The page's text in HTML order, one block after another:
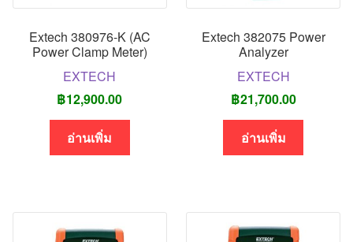
Extech 380976-K (AC
Power Clamp Meter)
EXTECH
฿12,900.00
อ่านเพิ่ม
Extech 382075 Power
Analyzer
EXTECH
฿21,700.00
อ่านเพิ่ม